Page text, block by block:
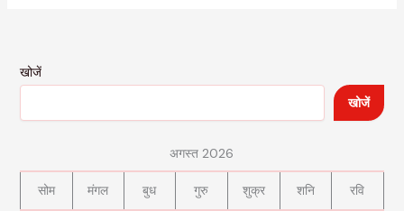
खोजें
खोजें
अगस्त 2026
सोम मंगल बुध गुरु शुक्र शनि रवि